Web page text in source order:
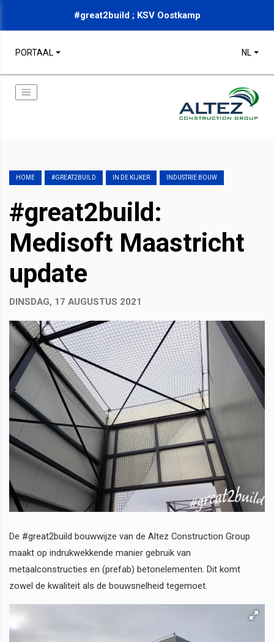
#great2build ; KSV Oostkamp
PORTAAL NL
HOME #GREAT2BUILD IN DE KIJKER INDUSTRIE BOUW
#great2build:
Medisoft Maastricht
update
DINSDAG, 17 AUGUSTUS 2021
De #great2build bouwwijze van de Altez Construction Group
maakt op indrukwekkende manier gebruik van
metaalconstructies en (prefab) betonelementen. Dit komt
zowel de kwaliteit als de bouwsnelheid tegemoet.